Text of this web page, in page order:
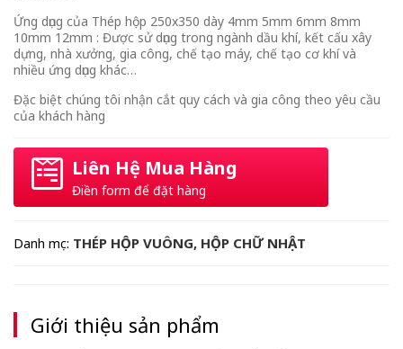
Ứng dụng của Thép hộp 250x350 dày 4mm 5mm 6mm 8mm
10mm 12mm : Được sử dụng trong ngành dầu khí, kết cấu xây
dựng, nhà xưởng, gia công, chế tạo máy, chế tạo cơ khí và
nhiều ứng dụng khác…
Đặc biệt chúng tôi nhận cắt quy cách và gia công theo yêu cầu
của khách hàng
Liên Hệ Mua Hàng
Điền form để đặt hàng
Danh mục: THÉP HỘP VUÔNG, HỘP CHỮ NHẬT
Giới thiệu sản phẩm